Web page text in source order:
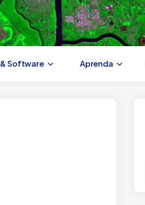
Software Aprenda